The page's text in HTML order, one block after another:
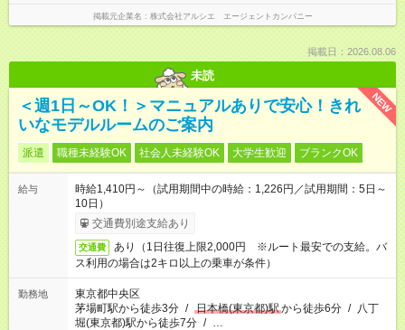
掲載元企業名 株式会社アルシエ エージェントカンパニー
掲載日：2026.08.06
未読
NEW
＜週1日～OK！＞マニュアルありで安心！きれ
いなモデルルームのご案内
派遣 職種未経験OK 社会人未経験OK 大学生歓迎 ブランクOK
給与
時給1,410円～（試用期間中の時給：1,226円／試用期間：5日～
10日）
交通費別途支給あり
交通費
あり（1日往復上限2,000円 ※ルート最安での支給。バ
ス利用の場合は2キロ以上の乗車が条件）
勤務地
東京都中央区
茅場町駅から徒歩3分 / 日本橋(東京都)駅から徒歩6分 / 八丁
堀(東京都)駅から徒歩7分 / …